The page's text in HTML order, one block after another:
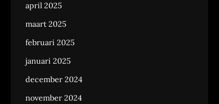
april 2025
maart 2025
februari 2025
januari 2025
december 2024
november 2024